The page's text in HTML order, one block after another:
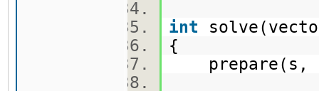
int
{